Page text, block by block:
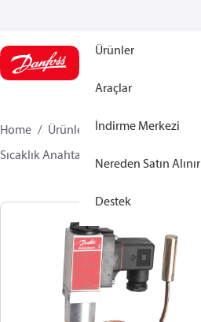
Ürünler
Araçlar
İndirme Merkezi
Nereden Satın Alınır
Destek
Home Ürünler Sensing solutions
Sıcaklık Anahtarları